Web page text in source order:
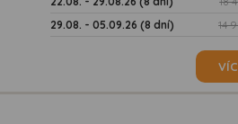
29.08. - 05.09.26 (8 dní)
14